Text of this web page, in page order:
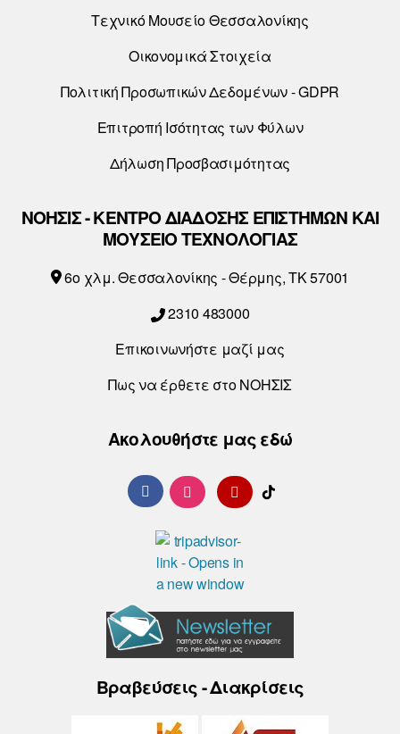
Τεχνικό Μουσείο Θεσσαλονίκης
Οικονομικά Στοιχεία
Πολιτική Προσωπικών Δεδομένων - GDPR
Επιτροπή Ισότητας των Φύλων
Δήλωση Προσβασιμότητας
ΝΟΗΣΙΣ - ΚΕΝΤΡΟ ΔΙΑΔΟΣΗΣ ΕΠΙΣΤΗΜΩΝ ΚΑΙ
ΜΟΥΣΕΙΟ ΤΕΧΝΟΛΟΓΙΑΣ
6o χλμ. Θεσσαλονίκης - Θέρμης, ΤΚ 57001
2310 483000
Επικοινωνήστε μαζί μας
Πως να έρθετε στο ΝΟΗΣΙΣ
Ακολουθήστε μας εδώ
Βραβεύσεις - Διακρίσεις